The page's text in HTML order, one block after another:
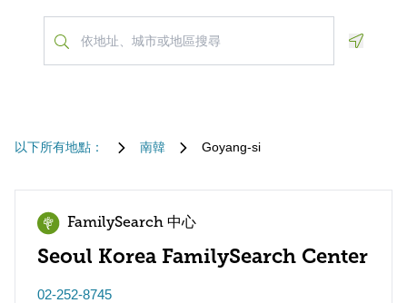
以下所有地點： 南韓 Goyang-si
FamilySearch 中心
Seoul Korea FamilySearch Center
02-252-8745